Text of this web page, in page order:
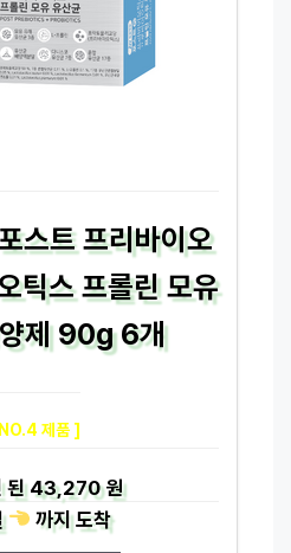
스트 프리바이오
틱스 프롤린 모유
제 90g 6개
NO.4 제품 ]
된43,270 원
까지도착